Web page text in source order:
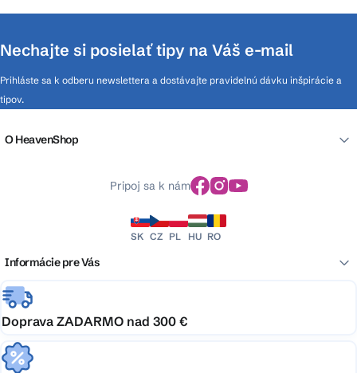
Nechajte si posielať tipy na Váš e-mail
Prihláste sa k odberu newslettera a dostávajte pravidelnú dávku inšpirácie a
tipov.
O HeavenShop
Pripoj sa k nám
SK CZ PL HU RO
Informácie pre Vás
Doprava ZADARMO nad 300 €